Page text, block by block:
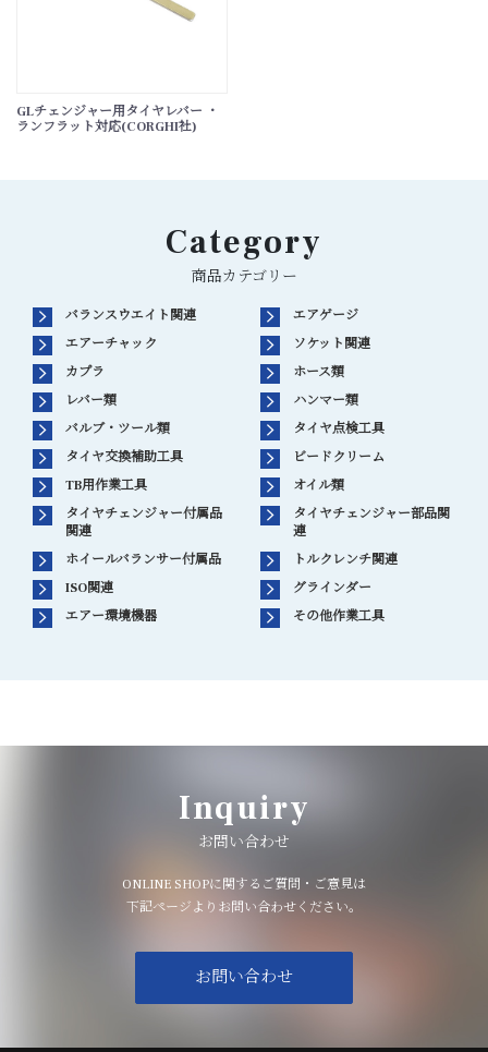
GLチェンジャー用タイヤレバー ・
ランフラット対応(CORGHI社)
Category
商品カテゴリー
バランスウエイト関連
エアゲージ
エアーチャック
ソケット関連
カプラ
ホース類
レバー類
ハンマー類
バルブ・ツール類
タイヤ点検工具
タイヤ交換補助工具
ビードクリーム
TB用作業工具
オイル類
タイヤチェンジャー付属品
関連
タイヤチェンジャー部品関
連
ホイールバランサー付属品
トルクレンチ関連
ISO関連
グラインダー
エアー環境機器
その他作業工具
Inquiry
お問い合わせ
ONLINE SHOPに関するご質問・ご意見は
下記ページよりお問い合わせください。
お問い合わせ